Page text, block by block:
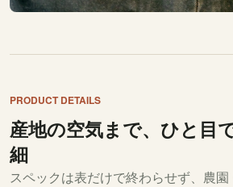
PRODUCT DETAILS
産地の空気まで、ひと目
細
スペックは表だけで終わらせず、農